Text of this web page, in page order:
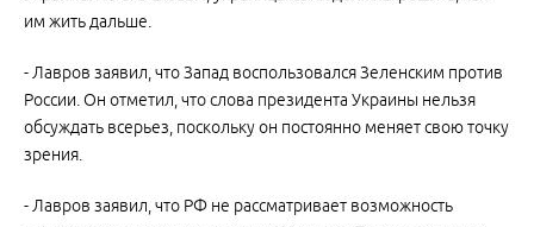
им жить дальше.
- Лавров заявил, что Запад воспользовался Зеленским против
России. Он отметил, что слова президента Украины нельзя
обсуждать всерьез, поскольку он постоянно меняет свою точку
зрения.
- Лавров заявил, что РФ не рассматривает возможность